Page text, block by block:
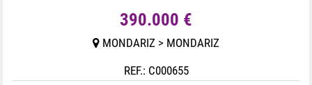
390.000 €
MONDARIZ > MONDARIZ
REF.: C000655